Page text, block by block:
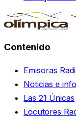
Contenido
Emisoras
Noticias e
Las 21 Únicas
Locutores